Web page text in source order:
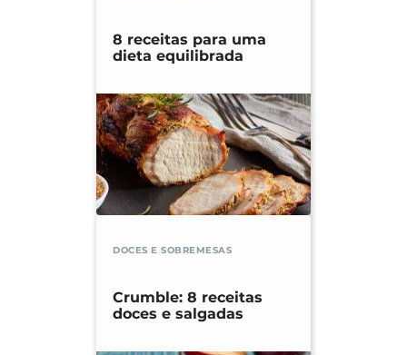
8 receitas para uma
dieta equilibrada
DOCES E SOBREMESAS
Crumble: 8 receitas
doces e salgadas